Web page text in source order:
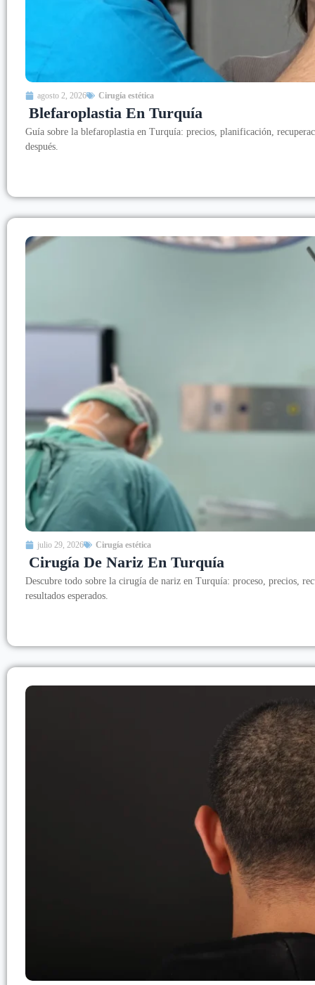
agosto 2, 2026 Cirugía estética
Blefaroplastia En Turquía
Guía sobre la blefaroplastia en Turquía: precios, planificación,
después.
julio 29, 2026 Cirugía estética
Cirugía De Nariz En Turquía
Descubre todo sobre la cirugía de nariz en Turquía: proceso, precios,
resultados esperados.